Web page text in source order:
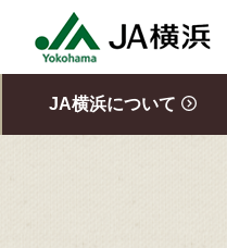
JA横浜について